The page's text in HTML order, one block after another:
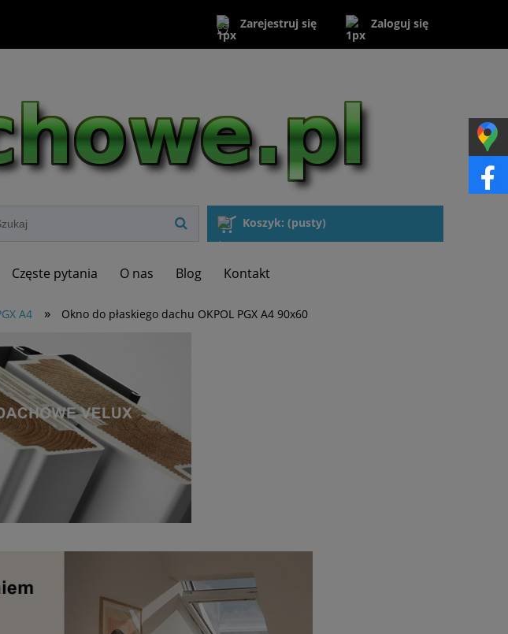
Zarejestruj się Zaloguj się
Koszyk: (pusty)
Częste pytania O nas Blog Kontakt
A4 » Okno do płaskiego dachu OKPOL PGX A4 90x60